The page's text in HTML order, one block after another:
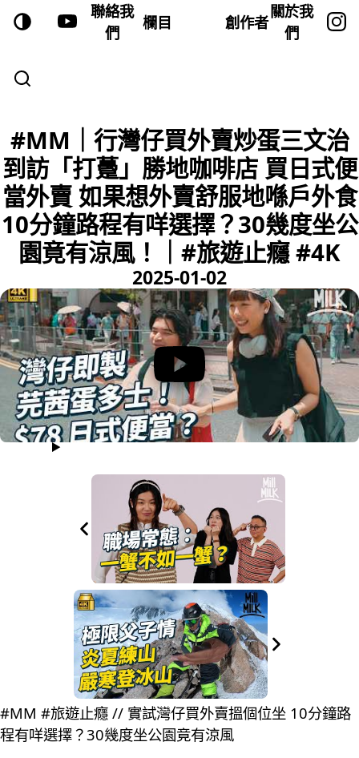
聯絡我
們
欄目 創作者
關於我
們
#MM｜行灣仔買外賣炒蛋三文治
到訪「打躉」勝地咖啡店 買日式便
當外賣 如果想外賣舒服地喺戶外食
10分鐘路程有咩選擇？30幾度坐公
園竟有涼風！｜#旅遊止癮 #4K
2025-01-02
#MM #旅遊止癮 // 實試灣仔買外賣搵個位坐 10分鐘路
程有咩選擇？30幾度坐公園竟有涼風